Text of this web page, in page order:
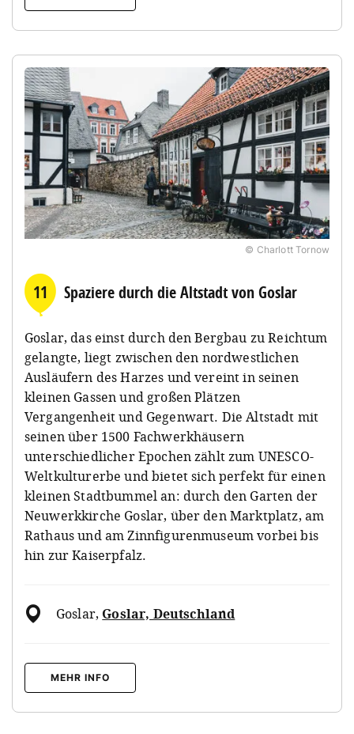
© Charlott Tornow
11 Spaziere durch die Altstadt von Goslar
Goslar, das einst durch den Bergbau zu Reichtum
gelangte, liegt zwischen den nordwestlichen
Ausläufern des Harzes und vereint in seinen
kleinen Gassen und großen Plätzen
Vergangenheit und Gegenwart. Die Altstadt mit
seinen über 1500 Fachwerkhäusern
unterschiedlicher Epochen zählt zum UNESCO-
Weltkulturerbe und bietet sich perfekt für einen
kleinen Stadtbummel an: durch den Garten der
Neuwerkkirche Goslar, über den Marktplatz, am
Rathaus und am Zinnfigurenmuseum vorbei bis
hin zur Kaiserpfalz.
Goslar, Goslar, Deutschland
MEHR INFO